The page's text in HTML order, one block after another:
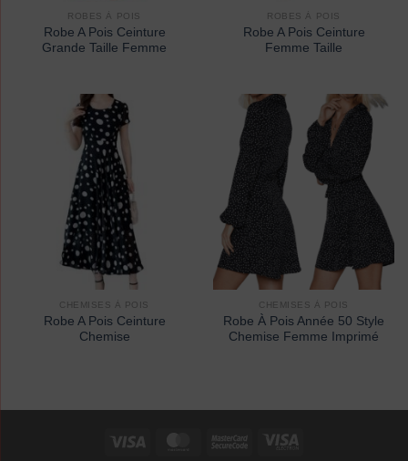
ROBES À POIS
Robe A Pois Ceinture
Grande Taille Femme
ROBES À POIS
Robe A Pois Ceinture
Femme Taille
CHEMISES À POIS
Robe A Pois Ceinture
Chemise
CHEMISES À POIS
Robe À Pois Année 50 Style
Chemise Femme Imprimé